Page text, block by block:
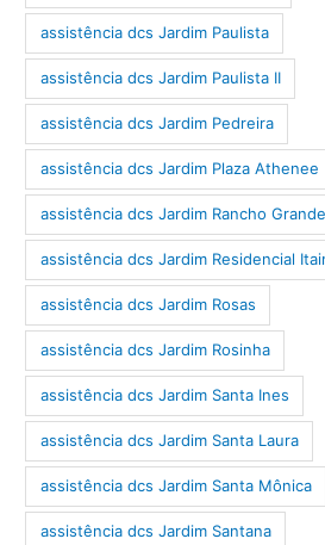
assistência dcs Jardim Paulista
assistência dcs Jardim Paulista II
assistência dcs Jardim Pedreira
assistência dcs Jardim Plaza Athenee
assistência dcs Jardim Rancho Grande
assistência dcs Jardim Residencial
assistência dcs Jardim Rosas
assistência dcs Jardim Rosinha
assistência dcs Jardim Santa Ines
assistência dcs Jardim Santa Laura
assistência dcs Jardim Santa Mônica
assistência dcs Jardim Santana